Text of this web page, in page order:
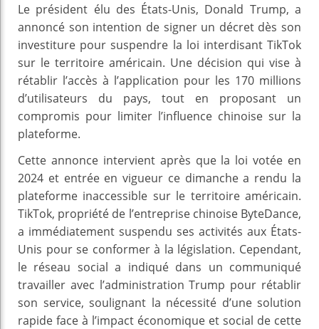
Le président élu des États-Unis, Donald Trump, a
annoncé son intention de signer un décret dès son
investiture pour suspendre la loi interdisant TikTok
sur le territoire américain. Une décision qui vise à
rétablir l’accès à l’application pour les 170 millions
d’utilisateurs du pays, tout en proposant un
compromis pour limiter l’influence chinoise sur la
plateforme.
Cette annonce intervient après que la loi votée en
2024 et entrée en vigueur ce dimanche a rendu la
plateforme inaccessible sur le territoire américain.
TikTok, propriété de l’entreprise chinoise ByteDance,
a immédiatement suspendu ses activités aux États-
Unis pour se conformer à la législation. Cependant,
le réseau social a indiqué dans un communiqué
travailler avec l’administration Trump pour rétablir
son service, soulignant la nécessité d’une solution
rapide face à l’impact économique et social de cette